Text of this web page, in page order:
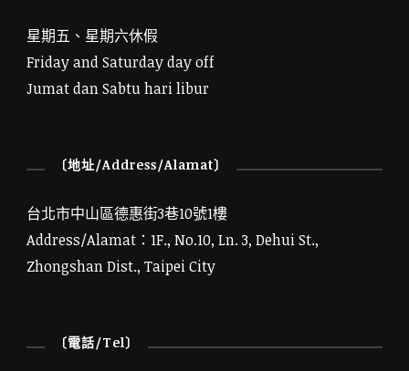
星期五、星期六休假
Friday and Saturday day off
Jumat dan Sabtu hari libur
〔地址/Address/Alamat〕
台北市中山區德惠街3巷10號1樓
Address/Alamat：1F., No.10, Ln. 3, Dehui St.,
Zhongshan Dist., Taipei City
〔電話/Tel〕